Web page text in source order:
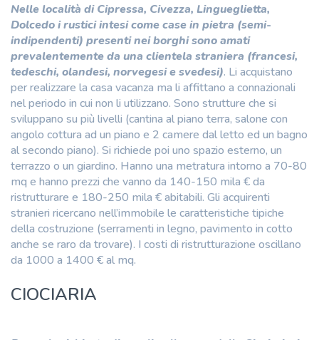
Nelle località di Cipressa, Civezza, Lingueglietta,
Dolcedo i rustici intesi come case in pietra (semi-
indipendenti) presenti nei borghi sono amati
prevalentemente da una clientela straniera (francesi,
tedeschi, olandesi, norvegesi e svedesi). Li acquistano
per realizzare la casa vacanza ma li affittano a connazionali
nel periodo in cui non li utilizzano. Sono strutture che si
sviluppano su più livelli (cantina al piano terra, salone con
angolo cottura ad un piano e 2 camere dal letto ed un bagno
al secondo piano). Si richiede poi uno spazio esterno, un
terrazzo o un giardino. Hanno una metratura intorno a 70-80
mq e hanno prezzi che vanno da 140-150 mila € da
ristrutturare e 180-250 mila € abitabili. Gli acquirenti
stranieri ricercano nell’immobile le caratteristiche tipiche
della costruzione (serramenti in legno, pavimento in cotto
anche se raro da trovare). I costi di ristrutturazione oscillano
da 1000 a 1400 € al mq.
CIOCIARIA